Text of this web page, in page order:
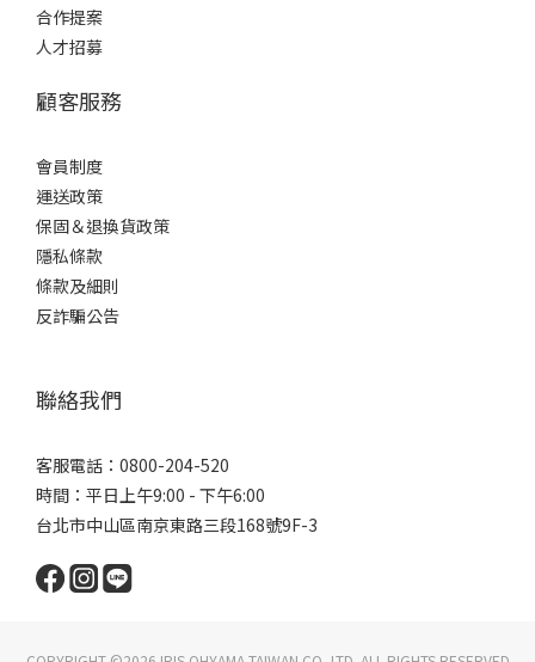
合作提案
人才招募
顧客服務
會員制度
運送政策
保固＆退換貨政策
隱私條款
條款及細則
反詐騙公告
聯絡我們
客服電話：0800-204-520
時間：平日上午9:00 - 下午6:00
台北市中山區南京東路三段168號9F-3